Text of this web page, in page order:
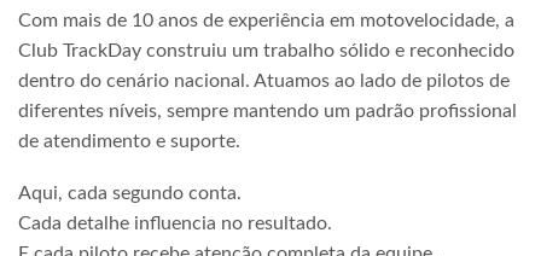
Com mais de 10 anos de experiência em motovelocidade, a
Club TrackDay construiu um trabalho sólido e reconhecido
dentro do cenário nacional. Atuamos ao lado de pilotos de
diferentes níveis, sempre mantendo um padrão profissional
de atendimento e suporte.
Aqui, cada segundo conta.
Cada detalhe influencia no resultado.